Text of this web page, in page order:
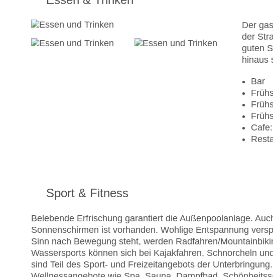
Der
der
guten
hinaus
Bar
Sport & Fitness
Belebende Erfrischung garantiert die Außenpoolanlage.
Sonnenschirmen ist vorhanden. Wohlige Entspannung
Sinn nach Bewegung steht, werden Radfahren/
Wassersports können sich bei Kajakfahren, Schnorcheln
sind Teil des Sport- und Freizeitangebots der